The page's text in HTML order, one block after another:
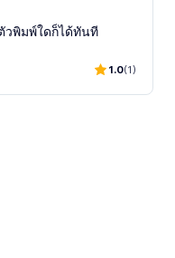
วพิมพ์ใดก็ได้ทันที
1.0(1)